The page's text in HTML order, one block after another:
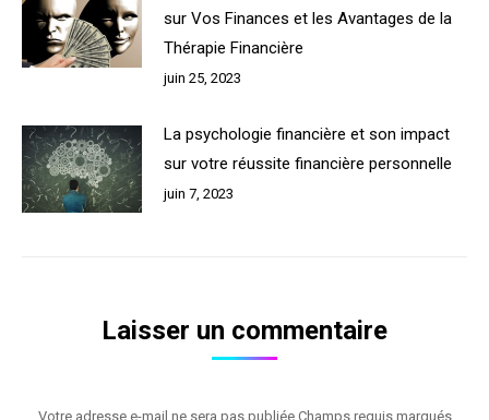
sur Vos Finances et les Avantages de la
Thérapie Financière
juin 25, 2023
La psychologie financière et son impact
sur votre réussite financière personnelle
juin 7, 2023
Laisser un commentaire
Votre adresse e-mail ne sera pas publiée Champs requis marqués